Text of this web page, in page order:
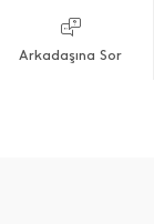
Arkadaşına Sor